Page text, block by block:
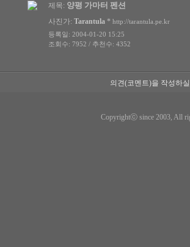
제목: 양평 가마터 펜션
사진가: Tarantula * http://tarantula.pe.kr
등록일: 2004-01-20 15:25
조회수: 7952 / 추천수: 4352
의견(코멘트)을 작성하
Copyrightⓒ since 2003, All